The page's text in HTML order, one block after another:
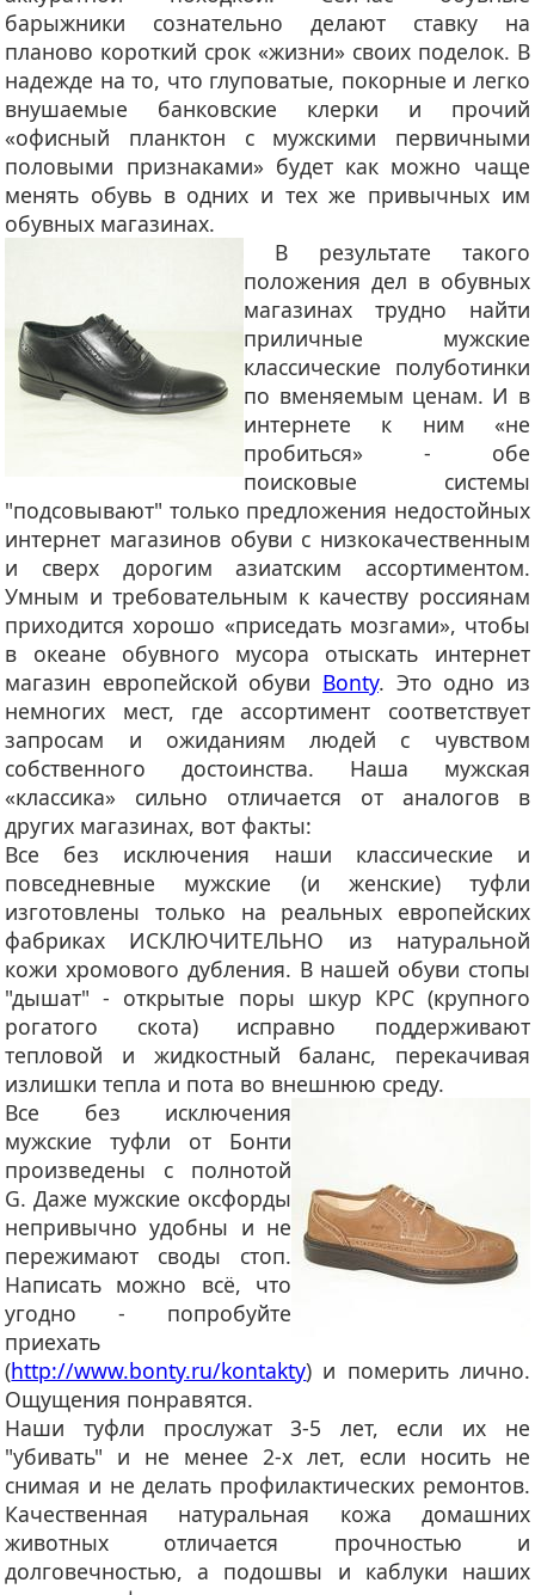
барыжники сознательно делают ставку на
планово короткий срок «жизни» своих поделок. В
надежде на то, что глуповатые, покорные и легко
внушаемые банковские клерки и прочий
«офисный планктон с мужскими первичными
половыми признаками» будет как можно чаще
менять обувь в одних и тех же привычных им
обувных магазинах.
В результате такого
положения дел в обувных
магазинах трудно найти
приличные мужские
классические полуботинки
по вменяемым ценам. И в
интернете к ним «не
пробиться» - обе
поисковые системы
"подсовывают" только предложения недостойных
интернет магазинов обуви с низкокачественным
и сверх дорогим азиатским ассортиментом.
Умным и требовательным к качеству россиянам
приходится хорошо «приседать мозгами», чтобы
в океане обувного мусора отыскать интернет
магазин европейской обуви Bonty. Это одно из
немногих мест, где ассортимент соответствует
запросам и ожиданиям людей с чувством
собственного достоинства. Наша мужская
«классика» сильно отличается от аналогов в
других магазинах, вот факты:
Все без исключения наши классические и
повседневные мужские (и женские) туфли
изготовлены только на реальных европейских
фабриках ИСКЛЮЧИТЕЛЬНО из натуральной
кожи хромового дубления. В нашей обуви стопы
"дышат" - открытые поры шкур КРС (крупного
рогатого скота) исправно поддерживают
тепловой и жидкостный баланс, перекачивая
излишки тепла и пота во внешнюю среду.
Все без исключения
мужские туфли от Бонти
произведены с полнотой
G. Даже мужские оксфорды
непривычно удобны и не
пережимают своды стоп.
Написать можно всё, что
угодно - попробуйте
приехать
(http://www.bonty.ru/kontakty) и померить лично.
Ощущения понравятся.
Наши туфли прослужат 3-5 лет, если их не
"убивать" и не менее 2-х лет, если носить не
снимая и не делать профилактических ремонтов.
Качественная натуральная кожа домашних
животных отличается прочностью и
долговечностью, а подошвы и каблуки наших